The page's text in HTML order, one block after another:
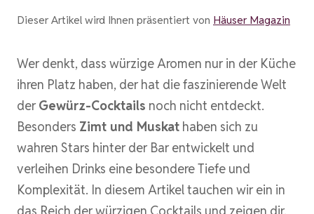
Dieser Artikel wird Ihnen präsentiert von Häuser Magazin
Wer denkt, dass würzige Aromen nur in der Küche
ihren Platz haben, der hat die faszinierende Welt
derGewürz-Cocktails noch nicht entdeckt.
Besonders Zimt und Muskat haben sich zu
wahren Stars hinter der Bar entwickelt und
verleihen Drinks eine besondere Tiefe und
Komplexität. In diesem Artikel tauchen wir ein in
das Reich der würzigen Cocktails und zeigen dir,